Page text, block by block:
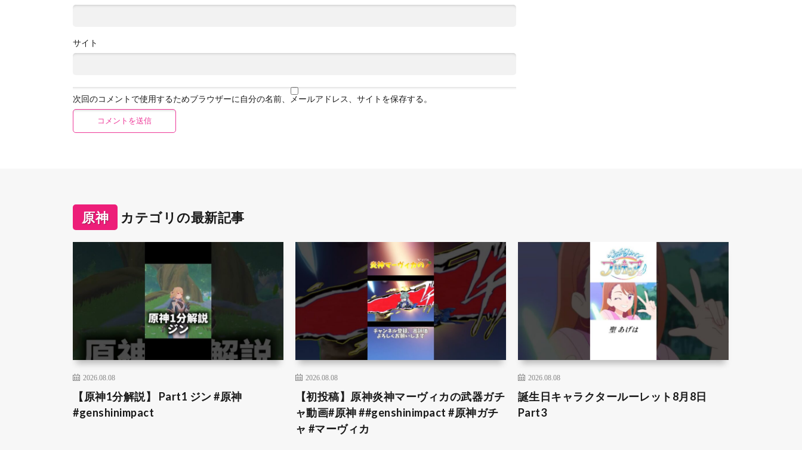
サイト
次回のコメントで使用するためブラウザーに自分の名前、メールアドレス、サイトを保存する。
原神 カテゴリの最新記事
2026.08.08
【原神1分解説】 Part1 ジン #原神
#genshinimpact
2026.08.08
【初投稿】原神炎神マーヴィカの武器ガチ
ャ動画#原神 ##genshinimpact #原神ガチ
ャ #マーヴィカ
2026.08.08
誕生日キャラクタールーレット8月8日
Part3